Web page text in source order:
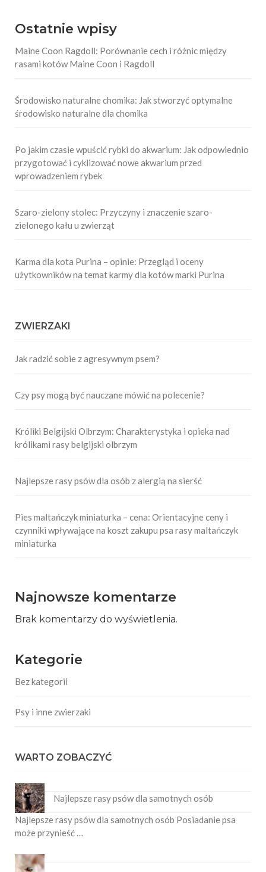
Ostatnie wpisy
Maine Coon Ragdoll: Porównanie cech i różnic między
rasami kotów Maine Coon i Ragdoll
Środowisko naturalne chomika: Jak stworzyć optymalne
środowisko naturalne dla chomika
Po jakim czasie wpuścić rybki do akwarium: Jak odpowiednio
przygotować i cyklizować nowe akwarium przed
wprowadzeniem rybek
Szaro-zielony stolec: Przyczyny i znaczenie szaro-
zielonego kału u zwierząt
Karma dla kota Purina – opinie: Przegląd i oceny
użytkowników na temat karmy dla kotów marki Purina
ZWIERZAKI
Jak radzić sobie z agresywnym psem?
Czy psy mogą być nauczane mówić na polecenie?
Króliki Belgijski Olbrzym: Charakterystyka i opieka nad
królikami rasy belgijski olbrzym
Najlepsze rasy psów dla osób z alergią na sierść
Pies maltańczyk miniaturka – cena: Orientacyjne ceny i
czynniki wpływające na koszt zakupu psa rasy maltańczyk
miniaturka
Najnowsze komentarze
Brak komentarzy do wyświetlenia.
Kategorie
Bez kategorii
Psy i inne zwierzaki
WARTO ZOBACZYĆ
Najlepsze rasy psów dla samotnych osób
Najlepsze rasy psów dla samotnych osób Posiadanie psa
może przynieść …